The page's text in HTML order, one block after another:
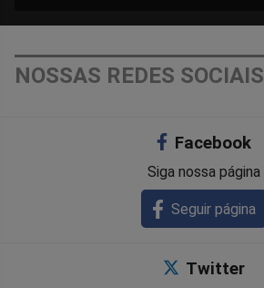
NOSSAS REDES SOCIAIS
Facebook
Siga nossa página
Seguir página
Twitter